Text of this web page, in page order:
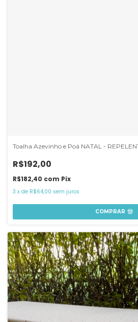
Toalha Azevinho e Poá NATAL -
R$192,00
R$182,40 com Pix
3 x de R$64,00 sem juros
COMPRAR